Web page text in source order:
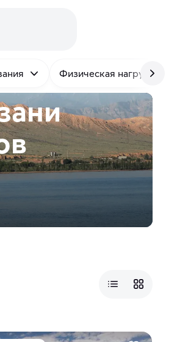
Физическая нагрузка